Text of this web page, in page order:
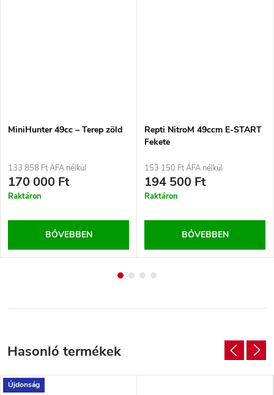
MiniHunter 49cc – Terep zöld
133 858 Ft ÁFA nélkül
170 000 Ft
Raktáron
BŐVEBBEN
Repti NitroM 49ccm E-START
Fekete
153 150 Ft ÁFA nélkül
194 500 Ft
Raktáron
BŐVEBBEN
Újdonság